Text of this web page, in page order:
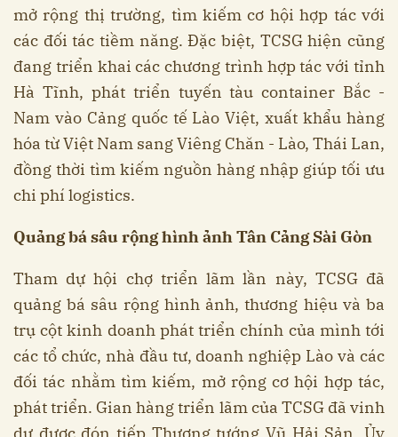
mở rộng thị trường, tìm kiếm cơ hội hợp tác với
các đối tác tiềm năng. Đặc biệt, TCSG hiện cũng
đang triển khai các chương trình hợp tác với tỉnh
Hà Tĩnh, phát triển tuyến tàu container Bắc -
Nam vào Cảng quốc tế Lào Việt, xuất khẩu hàng
hóa từ Việt Nam sang Viêng Chăn - Lào, Thái Lan,
đồng thời tìm kiếm nguồn hàng nhập giúp tối ưu
chi phí logistics.
Quảng bá sâu rộng hình ảnh Tân Cảng Sài Gòn
Tham dự hội chợ triển lãm lần này, TCSG đã
quảng bá sâu rộng hình ảnh, thương hiệu và ba
trụ cột kinh doanh phát triển chính của mình tới
các tổ chức, nhà đầu tư, doanh nghiệp Lào và các
đối tác nhằm tìm kiếm, mở rộng cơ hội hợp tác,
phát triển. Gian hàng triển lãm của TCSG đã vinh
dự được đón tiếp Thượng tướng Vũ Hải Sản, Ủy